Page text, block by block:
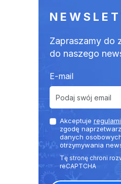
Zapraszamy do
do naszego
E-mail
Akceptuje
zgodę
danych
otrzymywania